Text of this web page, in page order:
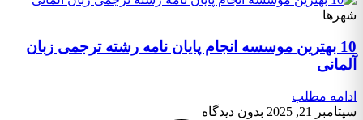
شهرها
10 بهترین موسسه انجام پایان نامه رشته ترجمی زبان
آلمانی
ادامه مطلب
سپتامبر 21, 2025
بدون دیدگاه